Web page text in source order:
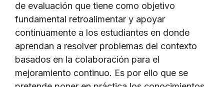
de evaluación que tiene como objetivo
fundamental retroalimentar y apoyar
continuamente a los estudiantes en donde
aprendan a resolver problemas del contexto
basados en la colaboración para el
mejoramiento continuo. Es por ello que se